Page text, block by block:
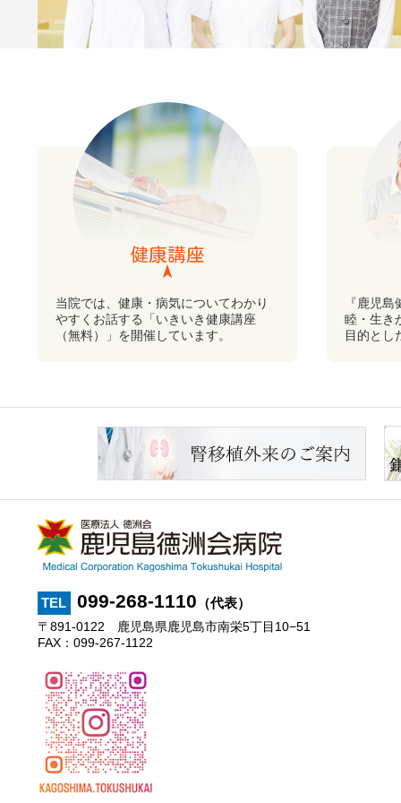
健康講座
当院では、健康・病気についてわかり
やすくお話する「いきいき健康講座
（無料）」を開催しています。
『鹿児
睦・生き
目的とし
TEL 099-268-1110 （代表）
〒891-0122 鹿児島県鹿児島市南栄5丁目10−51
FAX：099-267-1122